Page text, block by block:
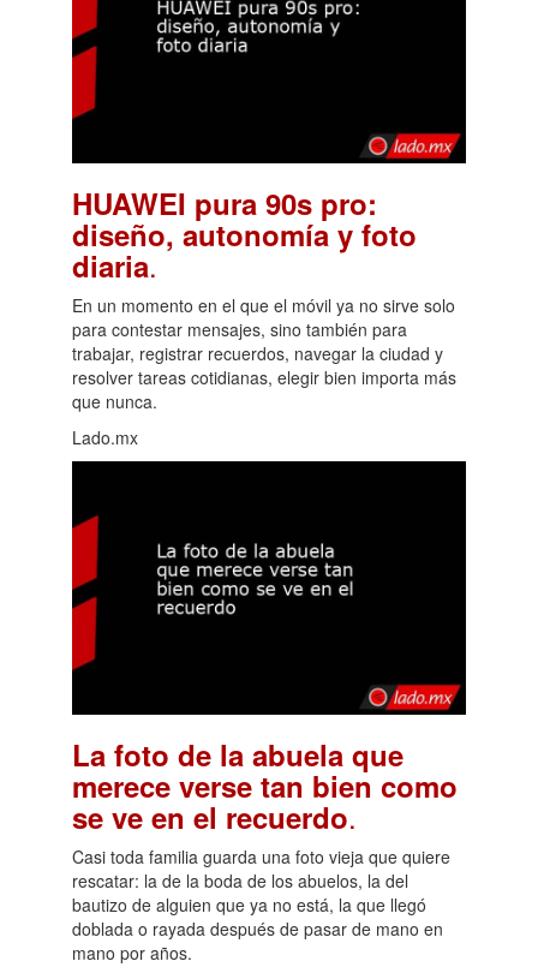
HUAWEI pura 90s pro:
diseño, autonomía y foto
diaria.
En un momento en el que el móvil ya no sirve solo
para contestar mensajes, sino también para
trabajar, registrar recuerdos, navegar la ciudad y
resolver tareas cotidianas, elegir bien importa más
que nunca.
Lado.mx
La foto de la abuela que
merece verse tan bien como
se ve en el recuerdo.
Casi toda familia guarda una foto vieja que quiere
rescatar: la de la boda de los abuelos, la del
bautizo de alguien que ya no está, la que llegó
doblada o rayada después de pasar de mano en
mano por años.